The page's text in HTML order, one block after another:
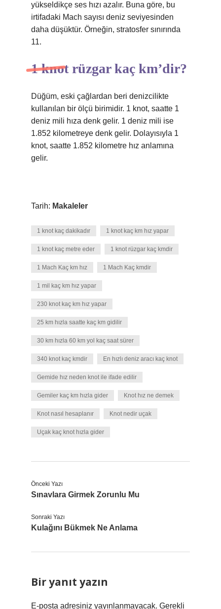
yükseldikçe ses hızı azalır. Buna göre, bu
irtifadaki Mach sayısı deniz seviyesinden
daha düşüktür. Örneğin, stratosfer sınırında
11.
1 knot rüzgar kaç km’dir?
Düğüm, eski çağlardan beri denizcilikte
kullanılan bir ölçü birimidir. 1 knot, saatte 1
deniz mili hıza denk gelir. 1 deniz mili ise
1.852 kilometreye denk gelir. Dolayısıyla 1
knot, saatte 1.852 kilometre hız anlamına
gelir.
Tarih: Makaleler
1 knot kaç dakikadır 1 knot kaç km hız yapar
1 knot kaç metre eder 1 knot rüzgar kaç kmdir
1 Mach Kaç km hız 1 Mach Kaç kmdir
1 mil kaç km hız yapar
230 knot kaç km hız yapar
25 km hızla saatte kaç km gidilir
30 km hızla 60 km yol kaç saat sürer
340 knot kaç kmdir En hızlı deniz aracı kaç knot
Gemide hız neden knot ile ifade edilir
Gemiler kaç km hızla gider Knot hız ne demek
Knot nasıl hesaplanır Knot nedir uçak
Uçak kaç knot hızla gider
Önceki Yazı
Sınavlara Girmek Zorunlu Mu
Sonraki Yazı
Kulağını Bükmek Ne Anlama
Bir yanıt yazın
E-posta adresiniz yayınlanmayacak. Gerekli